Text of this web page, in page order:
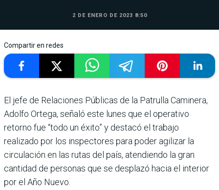
2 DE ENERO DE 2023 8:50
Compartir en redes
El jefe de Relaciones Públicas de la Patrulla Caminera,
Adolfo Ortega, señaló este lunes que el operativo
retorno fue “todo un éxito” y destacó el trabajo
realizado por los inspectores para poder agilizar la
circulación en las rutas del país, atendiendo la gran
cantidad de personas que se desplazó hacia el interior
por el Año Nuevo.